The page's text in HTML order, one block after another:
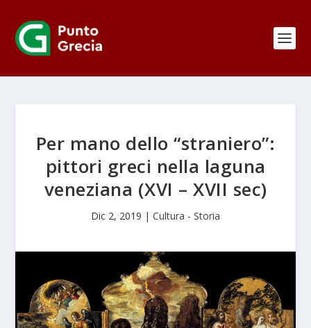
Per mano dello “straniero”:
pittori greci nella laguna
veneziana (XVI – XVII sec)
Dic 2, 2019 | Cultura - Storia